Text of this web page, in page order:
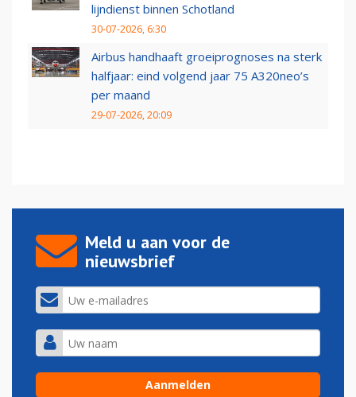
lijndienst binnen Schotland
30-07-2026, 6:30
Airbus handhaaft groeiprognoses na sterk
halfjaar: eind volgend jaar 75 A320neo’s
per maand
29-07-2026, 20:09
Meld u aan voor de
nieuwsbrief